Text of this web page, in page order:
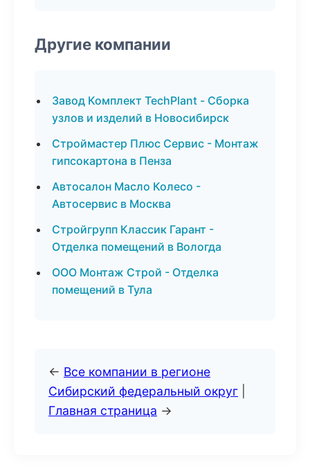
Другие компании
Завод Комплект TechPlant - Сборка
узлов и изделий в Новосибирск
Строймастер Плюс Сервис - Монтаж
гипсокартона в Пенза
Автосалон Масло Колесо -
Автосервис в Москва
Стройгрупп Классик Гарант -
Отделка помещений в Вологда
ООО Монтаж Строй - Отделка
помещений в Тула
← Все компании в регионе
Сибирский федеральный округ
Главная страница →